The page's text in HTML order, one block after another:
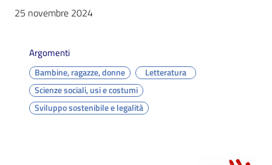
Scopri
Risorse
online
25 novembre 2024
Argomenti
Bambine, ragazze, donne
Letteratura
Scienze sociali, usi e costumi
Sviluppo sostenibile e legalità